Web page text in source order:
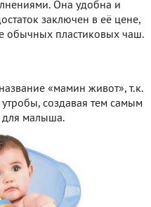
Она удобна и
заключен в её цене,
обычных пластиковых чаш.
«мамин живот», т.к.
создавая тем самым
для малыша.